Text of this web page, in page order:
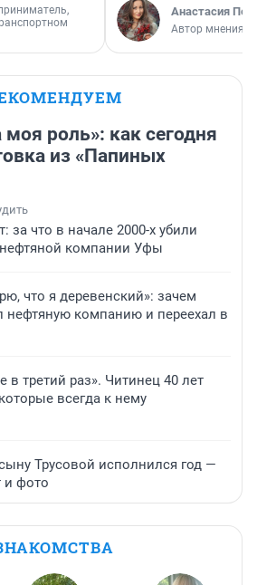
Анастасия
Автор мнения
роль»: как сегодня
из «Папиных
за что в начале 2000-х убили
компании Уфы
что я деревенский»: зачем
нефтяную компанию и переехал в
в третий раз». Читинец 40 лет
всегда к нему
Трусовой исполнился год —
и фото